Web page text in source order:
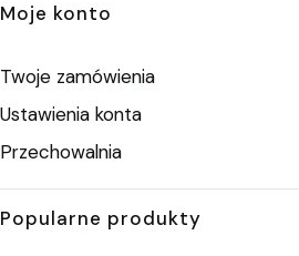
Moje konto
Twoje zamówienia
Ustawienia konta
Przechowalnia
Popularne produkty